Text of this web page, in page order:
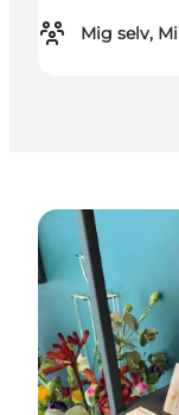
Mig selv,